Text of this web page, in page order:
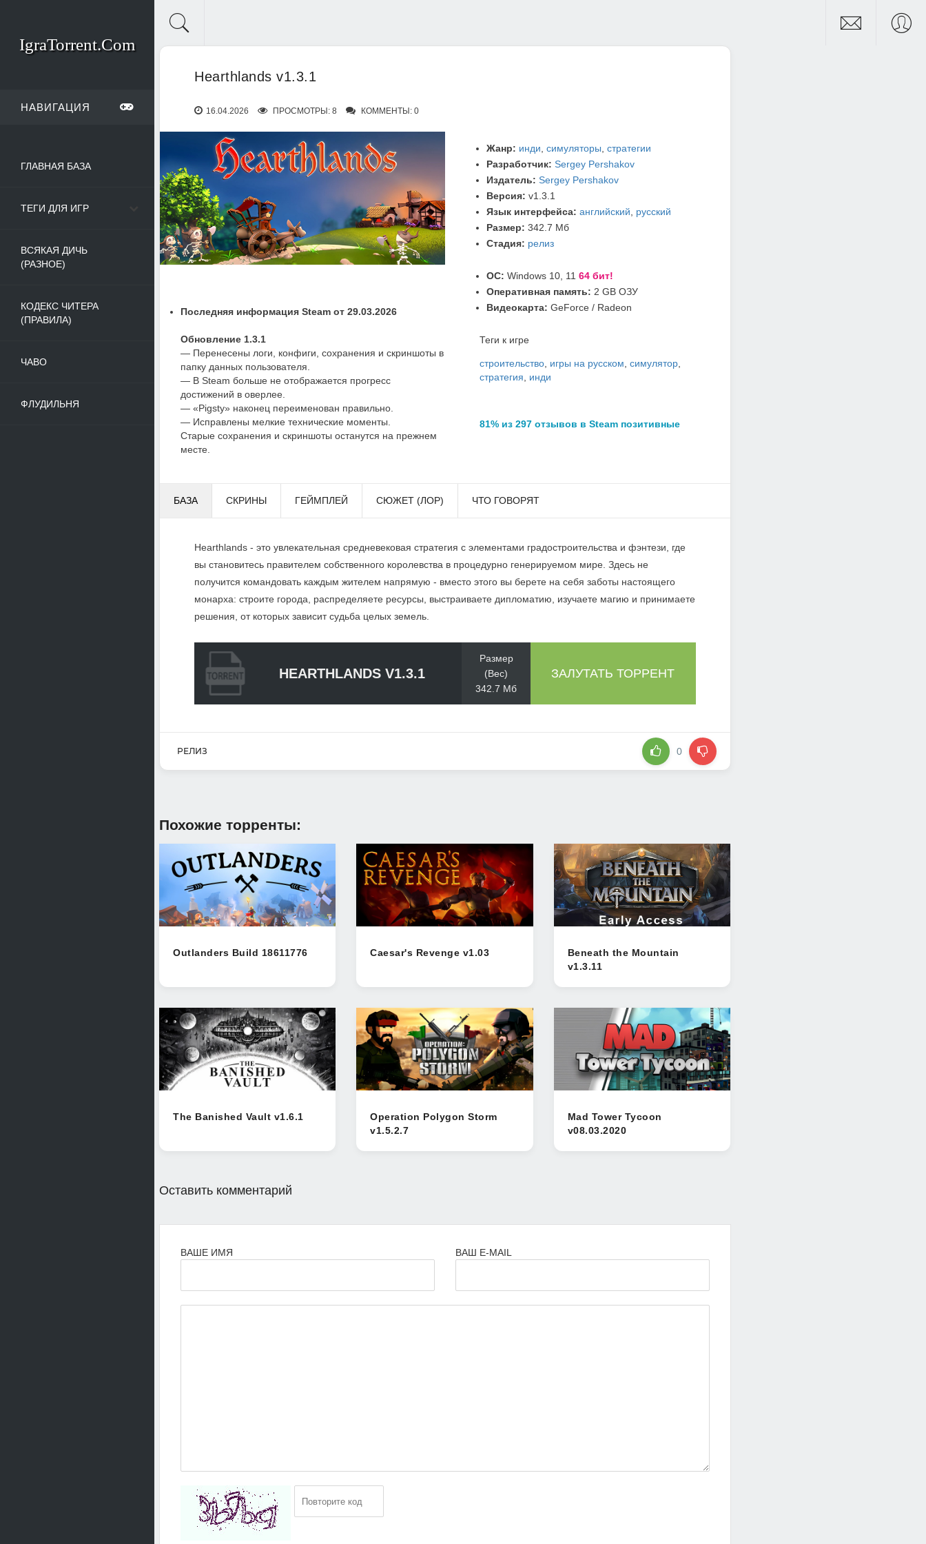
IgraTorrent.Com
НАВИГАЦИЯ
ГЛАВНАЯ БАЗА
ТЕГИ ДЛЯ ИГР
ВСЯКАЯ ДИЧЬ
(РАЗНОЕ)
КОДЕКС ЧИТЕРА
(ПРАВИЛА)
ЧАВО
ФЛУДИЛЬНЯ
Hearthlands v1.3.1
16.04.2026 ПРОСМОТРЫ: 8 КОММЕНТЫ: 0
Последняя информация Steam от 29.03.2026
Обновление 1.3.1
— Перенесены логи, конфиги, сохранения и скриншоты в
папку данных пользователя.
— В Steam больше не отображается прогресс
достижений в оверлее.
— «Pigsty» наконец переименован правильно.
— Исправлены мелкие технические моменты.
Старые сохранения и скриншоты останутся на прежнем
месте.
Жанр: инди симуляторы стратегии
Разработчик: Sergey Pershakov
Издатель: Sergey Pershakov
Версия: v1.3.1
Язык интерфейса: английский
русский
Размер: 342.7 Мб
Стадия: релиз
ОС: Windows 10, 11 64 бит!
Оперативная память: 2 GB ОЗУ
Видеокарта: GeForce / Radeon
Теги к игре
строительство, игры на русском симулятор,
стратегия
инди
81% из 297 отзывов в Steam позитивные
БАЗА СКРИНЫ ГЕЙМПЛЕЙ СЮЖЕТ (ЛОР) ЧТО ГОВОРЯТ
Hearthlands - это увлекательная средневековая стратегия с элементами градостроительства и фэнтези, где
вы становитесь правителем собственного королевства в процедурно генерируемом мире. Здесь не
получится командовать каждым жителем напрямую - вместо этого вы берете на себя заботы настоящего
монарха: строите города, распределяете ресурсы, выстраиваете дипломатию, изучаете магию и принимаете
решения, от которых зависит судьба целых земель.
HEARTHLANDS V1.3.1
Размер
(Вес)
342.7 Мб
ЗАЛУТАТЬ ТОРРЕНТ
РЕЛИЗ 0
Похожие торренты:
Outlanders Build 18611776 Caesar's Revenge v1.03
Beneath the Mountain
v1.3.11
The Banished Vault v1.6.1
Operation Polygon Storm
v1.5.2.7
Mad Tower Tycoon
v08.03.2020
Оставить комментарий
ВАШЕ ИМЯ ВАШ E-MAIL